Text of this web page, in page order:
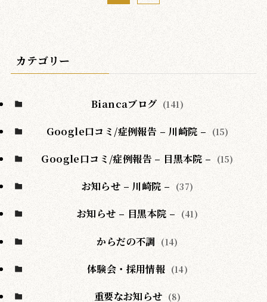
カテゴリー
Biancaブログ (141)
Google口コミ/症例報告 – 川崎院 – (15)
Google口コミ/症例報告 – 目黒本院 – (15)
お知らせ – 川崎院 – (37)
お知らせ – 目黒本院 – (41)
からだの不調 (14)
体験会・採用情報 (14)
重要なお知らせ (8)